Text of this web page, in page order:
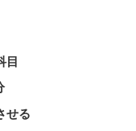
目
せる